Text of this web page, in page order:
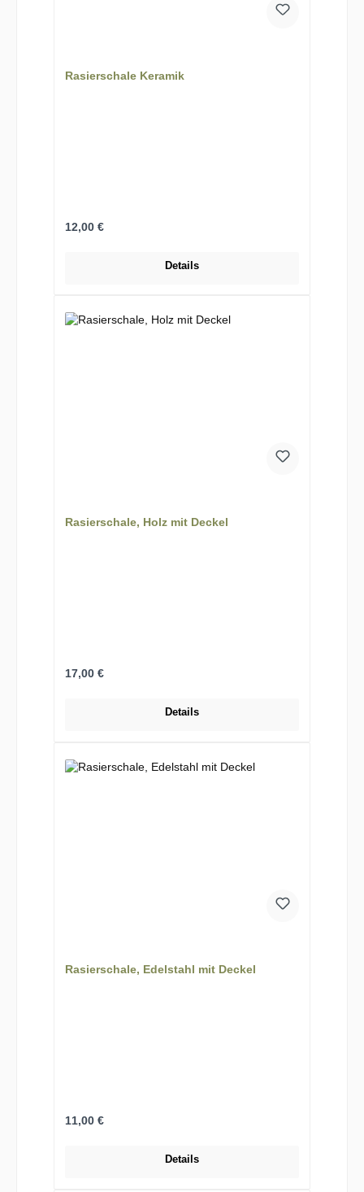
Rasierschale Keramik
Regulärer Preis:
12,00 €
Details
Rasierschale, Holz mit Deckel
Regulärer Preis:
17,00 €
Details
Rasierschale, Edelstahl mit Deckel
Regulärer Preis:
11,00 €
Details